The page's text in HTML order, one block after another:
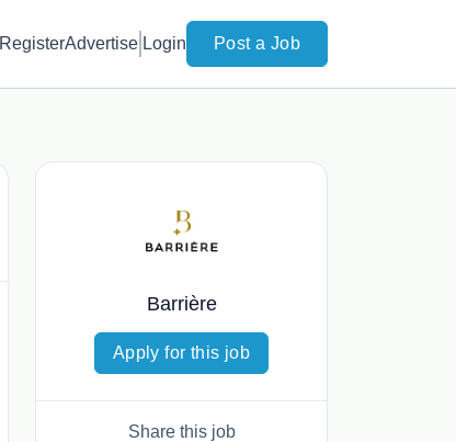
RegisterAdvertise Login Post a Job
Barrière
Apply for this job
Share this job